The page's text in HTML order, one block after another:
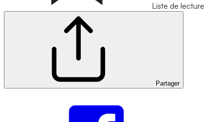
Liste de lecture
Partager